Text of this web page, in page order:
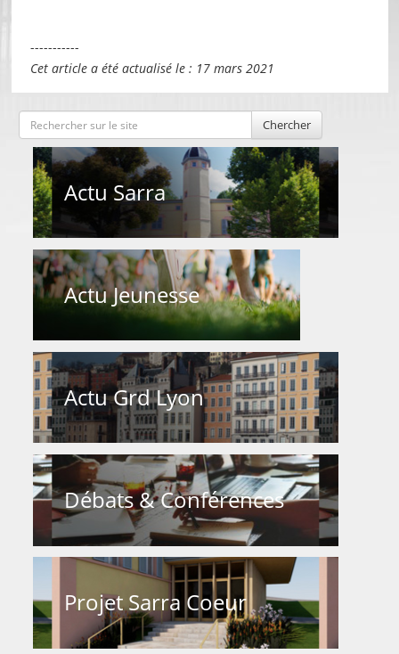
-----------
Cet article a été actualisé le : 17 mars 2021
Chercher
Actu Sarra
Actu Jeunesse
Actu Grd Lyon
Débats & Conférences
Projet Sarra Coeur